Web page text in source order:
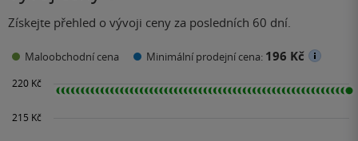
Získejte přehled o vývoji ceny za posledních 60 dní.
Maloobchodní cena Minimální prodejní cena: 196 Kč